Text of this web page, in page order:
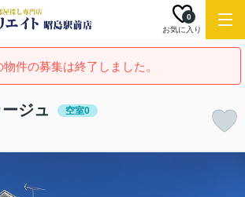
お気に入り
0
物件の募集は終了しました。
ジュ 空室0